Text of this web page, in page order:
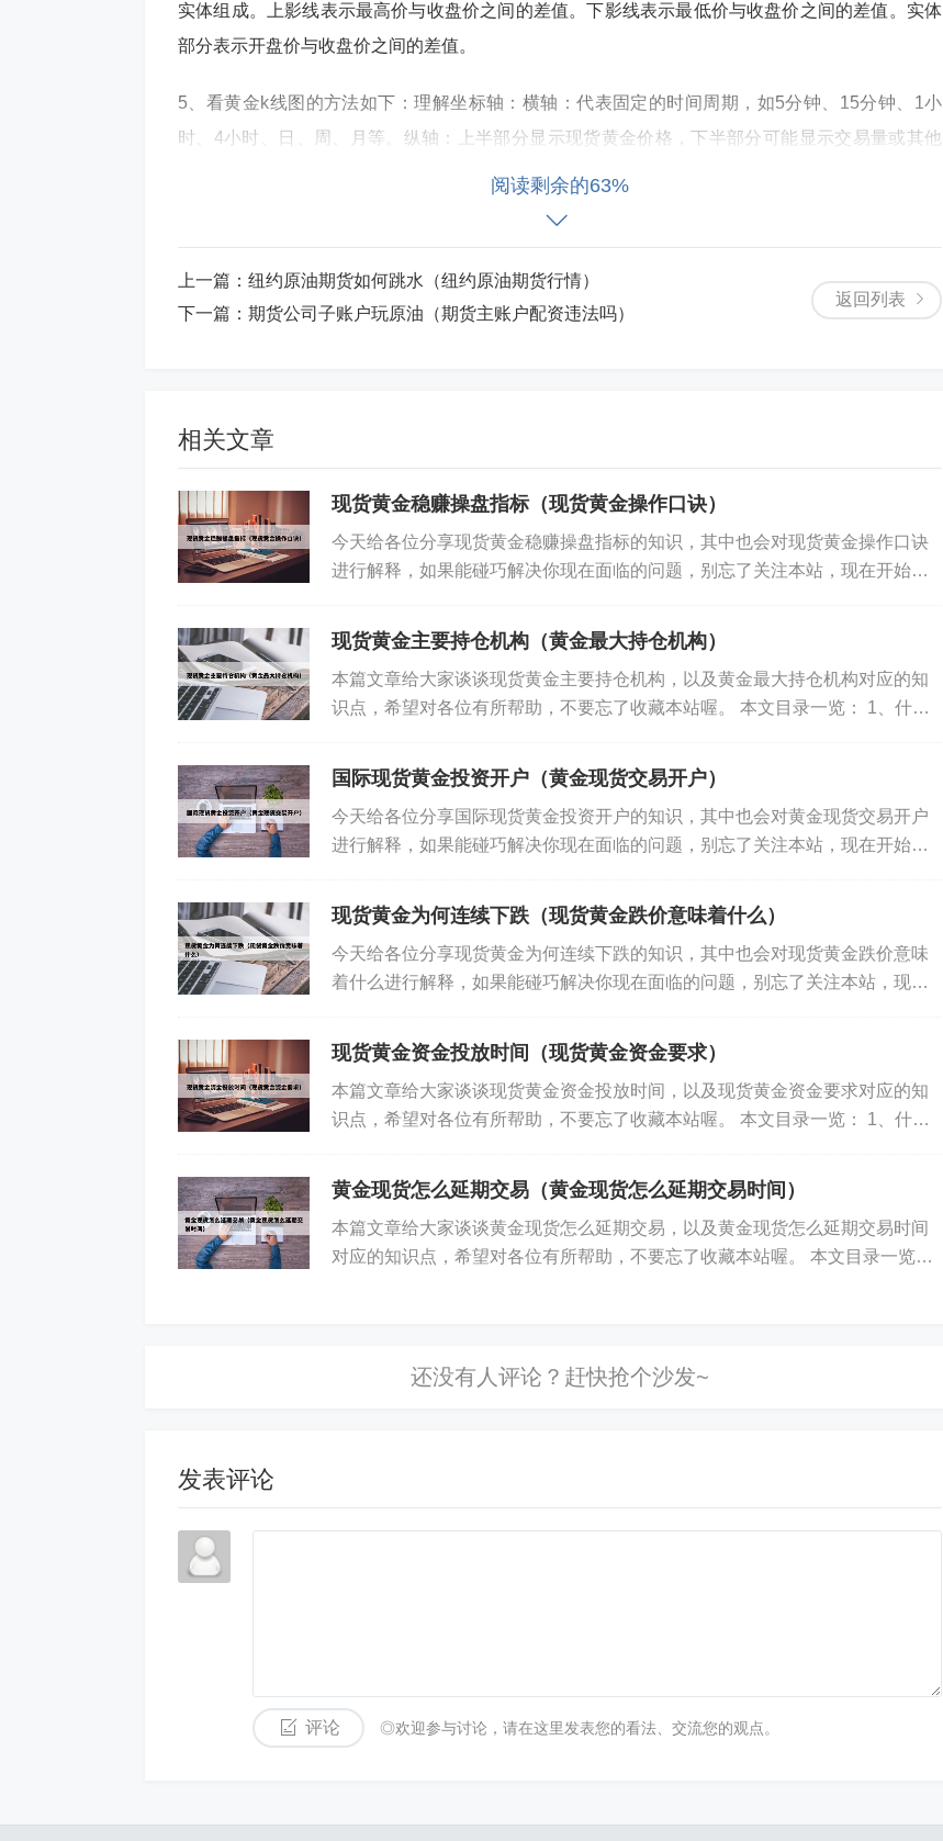
实体组成。上影线表示最高价与收盘价之间的差值。下影线表示最低价与收盘价之间的差值。实体
部分表示开盘价与收盘价之间的差值。
5、看黄金k线图的方法如下：理解坐标轴：横轴：代表固定的时间周期，如5分钟、15分钟、1小
时、4小时、日、周、月等。纵轴：上半部分显示现货黄金价格，下半部分可能显示交易量或其他
技术指标。识别K线颜色与形态：正线：一般用红色柱表示，表示该时间段内的收盘价高于开盘
低价与开盘价一样，显示买方从开盘到收盘始终占优势，价格一路上扬。解读：这通常意味着市场
如何看懂现货黄金的走势?
1、阳线实体：越大表示多头力量越强，价格上行趋势越明显。阴线实体：越大表示空头力量越
强，价格下跌趋势越明显。通过对这三个要素的综合分析，投资者可以预测现货黄金市场的短期和
长期走势。同时，对于复杂的K线组合，如两根、三根甚至更多根K线的叠加分析，可以更深入地揭
2、现货黄金看盘的方法主要包括以下几点：观察多空单的变化：多空单对比：根据多空单的数量
对比来预测现货黄金后期的走势。当空单数量大于多单时，现货黄金可能受空单影响而下跌；反
D指标是常用的技术分析工具之一。
3、市场情绪：通过市场参与者的情绪变化来预测市场走势。例如，当市场普遍看多时，可能意味
现货黄金的走势图怎么分析?
间周期的均线来识别趋势，并找出支撑位和阻力位。工具应用：使用黄金分割线和布林带等工具，
2、现货黄金走势图中的k线图分析方法如下：理解k线图的基本构成：每个k线由上影线、下影线和
3、黄金分割线法是利用MT4内置的分析工具，通过连接下跌行情的最高点和回调最低点，或上涨
行情的最低点来确定支撑或阻力位。这些线位，特别是32%、50%和68%这三条线，是K线易形成
阅读剩余的63%
返回列表
上一篇： 纽约原油期货如何跳水（纽约原油期货行情）
下一篇： 期货公司子账户玩原油（期货主账户配资违法吗）
相关文章
现货黄金稳赚操盘指标（现货黄金操作口诀）
今天给各位分享现货黄金稳赚操盘指标的知识，其中也会对现货黄金操作口诀
进行解释，如果能碰巧解决你现在面临的问题，别忘了关注本站，现在开始
现货黄金主要持仓机构（黄金最大持仓机构）
本篇文章给大家谈谈现货黄金主要持仓机构，以及黄金最大持仓机构对应的知
识点，希望对各位有所帮助，不要忘了收藏本站喔。 本文目录一览： 1、什么
国际现货黄金投资开户（黄金现货交易开户）
今天给各位分享国际现货黄金投资开户的知识，其中也会对黄金现货交易开户
进行解释，如果能碰巧解决你现在面临的问题，别忘了关注本站，现在开始
现货黄金为何连续下跌（现货黄金跌价意味着什么）
今天给各位分享现货黄金为何连续下跌的知识，其中也会对现货黄金跌价意味
着什么进行解释，如果能碰巧解决你现在面临的问题，别忘了关注本站，现在
现货黄金资金投放时间（现货黄金资金要求）
本篇文章给大家谈谈现货黄金资金投放时间，以及现货黄金资金要求对应的知
识点，希望对各位有所帮助，不要忘了收藏本站喔。 本文目录一览： 1、什么
黄金现货怎么延期交易（黄金现货怎么延期交易时间）
本篇文章给大家谈谈黄金现货怎么延期交易，以及黄金现货怎么延期交易时间
对应的知识点，希望对各位有所帮助，不要忘了收藏本站喔。 本文目录一览：
发表评论
评论 ◎欢迎参与讨论，请在这里发表您的看法、交流您的观点。